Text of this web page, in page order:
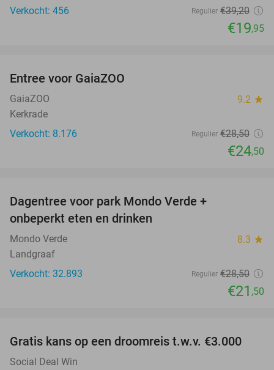
Verkocht: 456
Regulier €39,20
€19,95
Entree voor GaiaZOO
GaiaZOO 9.2 star
Kerkrade
Verkocht: 8.176
Regulier €28,50
€24,50
Dagentree voor park Mondo Verde +
onbeperkt eten en drinken
Mondo Verde 8.3 star
Landgraaf
Verkocht: 32.893
Regulier €28,50
€21 ,50
Gratis kans op een droomreis t.w.v. €3.000
Social Deal Win